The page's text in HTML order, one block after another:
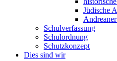
Jüdische
Schulverfassung
Schulordnung
Schutzkonzept
Dies sind wir